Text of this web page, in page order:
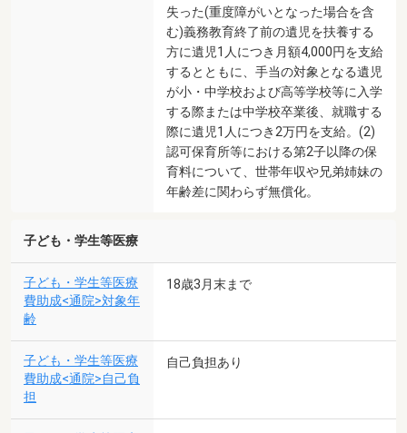
失った(重度障がいとなった場合を含
む)義務教育終了前の遺児を扶養する
方に遺児1人につき月額4,000円を支給
するとともに、手当の対象となる遺児
が小・中学校および高等学校等に入学
する際または中学校卒業後、就職する
際に遺児1人につき2万円を支給。(2)
認可保育所等における第2子以降の保
育料について、世帯年収や兄弟姉妹の
年齢差に関わらず無償化。
子ども・学生等医療
子ども・学生等医療
費助成<通院>対象年
齢
18歳3月末まで
子ども・学生等医療
費助成<通院>自己負
担
自己負担あり